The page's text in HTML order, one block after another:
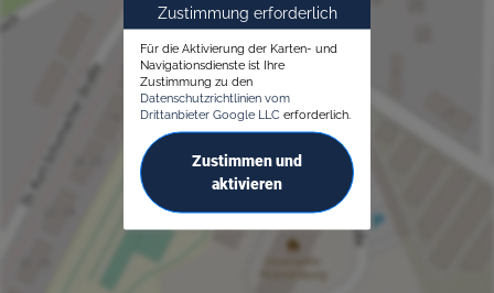
Zustimmung erforderlich
Für die Aktivierung der Karten- und
Navigationsdienste ist Ihre
Zustimmung zu den
Datenschutzrichtlinien vom
Drittanbieter Google LLC erforderlich.
Zustimmen und
aktivieren